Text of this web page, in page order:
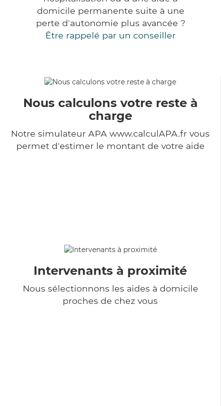
domicile permanente suite à une
perte d'autonomie plus avancée ?
Être rappelé par un conseiller
Nous calculons votre reste à
charge
Notre simulateur APA www.calculAPA.fr vous
permet d'estimer le montant de votre aide
Intervenants à proximité
Nous sélectionnons les aides à domicile
proches de chez vous